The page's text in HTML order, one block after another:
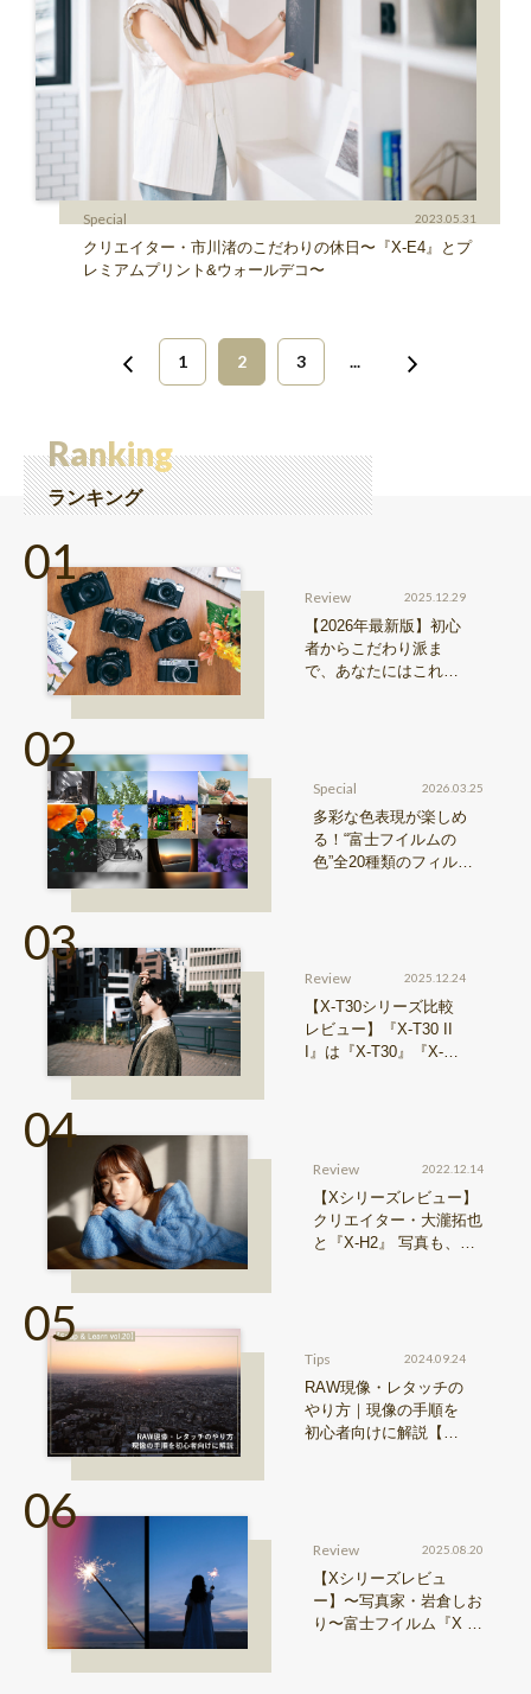
Special 2023.05.31
クリエイター・市川渚のこだわりの休日〜『X-E4』とプ
レミアムプリント&ウォールデコ〜
1 2 3 ...
Ranking
ランキング
Review 2025.12.29
【2026年最新版】初心
者からこだわり派ま
で、あなたにはこれが
Special 2026.03.25
多彩な色表現が楽しめ
る！“富士フイルムの
色”全20種類のフィルム
Review 2025.12.24
【X-T30シリーズ比較
レビュー】『X-T30 II
I』は『X-T30』『X-T3
Review 2022.12.14
【Xシリーズレビュー】
クリエイター・大瀧拓也
と『X-H2』 写真も、動
Tips 2024.09.24
RAW現像・レタッチの
やり方｜現像の手順を
初心者向けに解説【Sn
Review 2025.08.20
【Xシリーズレビュ
ー】〜写真家・岩倉しお
り〜富士フイルム『X ha